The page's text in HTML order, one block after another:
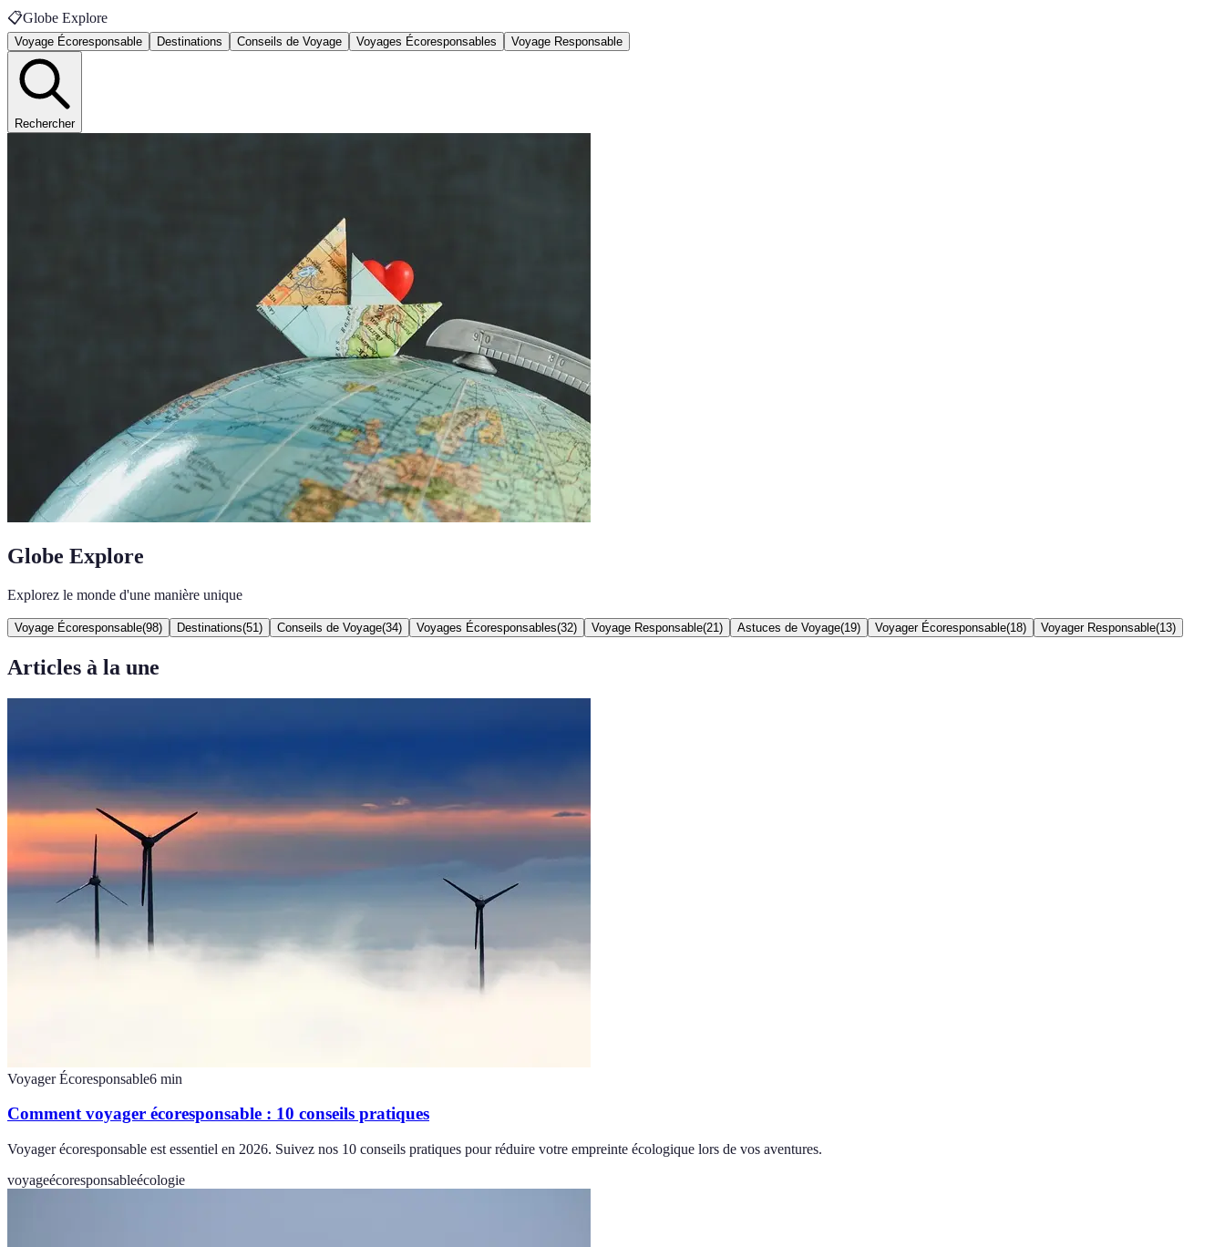
📋Globe Explore
Voyage Écoresponsable Destinations Conseils de Voyage Voyages Écoresponsables Voyage Responsable
Rechercher
Globe Explore
Explorez le monde d'une manière unique
Voyage Écoresponsable(98) Destinations(51 ) Conseils de Voyage(34) Voyages Écoresponsables(32) Voyage Responsable(21 ) Astuces de Voyage(19) Voyager Écoresponsable(18) Voyager Responsable(13)
Articles à la une
Voyager Écoresponsable6 min
Comment voyager écoresponsable : 10 conseils pratiques
Voyager écoresponsable est essentiel en 2026. Suivez nos 10 conseils pratiques pour réduire votre empreinte écologique lors de vos aventures.
voyageécoresponsableécologie